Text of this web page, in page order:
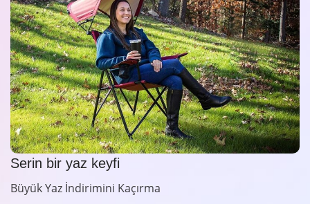
Serin bir yaz keyfi
Büyük Yaz İndirimini Kaçırma